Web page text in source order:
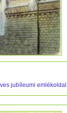
jubíleumi emlékoldal